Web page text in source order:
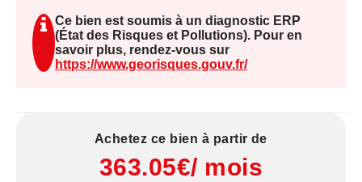
Volets électriques, double vitrage, construction en
brique.
téléphone au 06 21 28 33 03 avec Mr. LEGOUPIL.
Ce bien est soumis à un diagnostic ERP
(État des Risques et Pollutions). Pour en
savoir plus, rendez-vous sur
https://www.georisques.gouv.fr/
Achetez ce bien à partir de
363.05€/ mois